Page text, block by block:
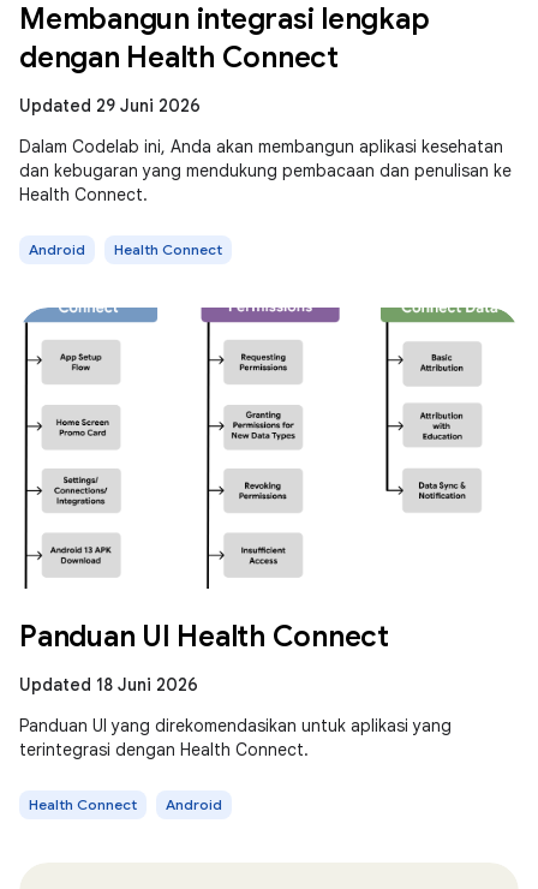
Membangun integrasi lengkap
dengan Health Connect
Updated 29 Juni 2026
Dalam Codelab ini, Anda akan membangun aplikasi kesehatan
dan kebugaran yang mendukung pembacaan dan penulisan ke
Health Connect.
Android Health Connect
Panduan UI Health Connect
Updated 18 Juni 2026
Panduan UI yang direkomendasikan untuk aplikasi yang
terintegrasi dengan Health Connect.
Health Connect Android